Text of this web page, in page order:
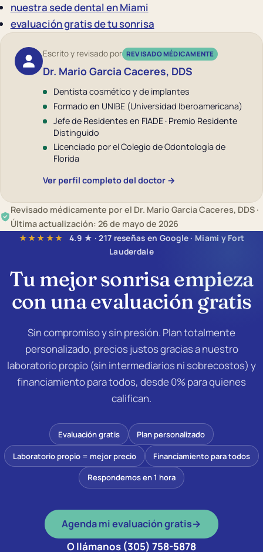
nuestra sede dental en Miami
evaluación gratis de tu sonrisa
Escrito y revisado por REVISADO MÉDICAMENTE
Dr. Mario Garcia Caceres, DDS
Dentista cosmético y de implantes
Formado en UNIBE (Universidad Iberoamericana)
Jefe de Residentes en FIADE · Premio Residente
Distinguido
Licenciado por el Colegio de Odontología de
Florida
Ver perfil completo del doctor →
Revisado médicamente por el Dr. Mario Garcia Caceres, DDS ·
Última actualización: 26 de mayo de 2026
★★★★★
4.9 ★ · 217 reseñas en Google · Miami y Fort
Lauderdale
Tu mejor sonrisa empieza
con unaevaluación gratis
Sin compromiso y sin presión. Plan totalmente
personalizado, precios justos gracias a nuestro
laboratorio propio (sin intermediarios ni sobrecostos) y
financiamiento para todos, desde 0% para quienes
califican.
Evaluación gratis Plan personalizado
Laboratorio propio = mejor precio Financiamiento para todos
Respondemos en 1 hora
Agenda mi evaluación gratis→
O llámanos (305) 758-5878